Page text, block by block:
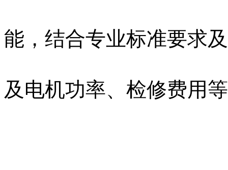
能，结合专业标准要求
及电机功率、检修费用